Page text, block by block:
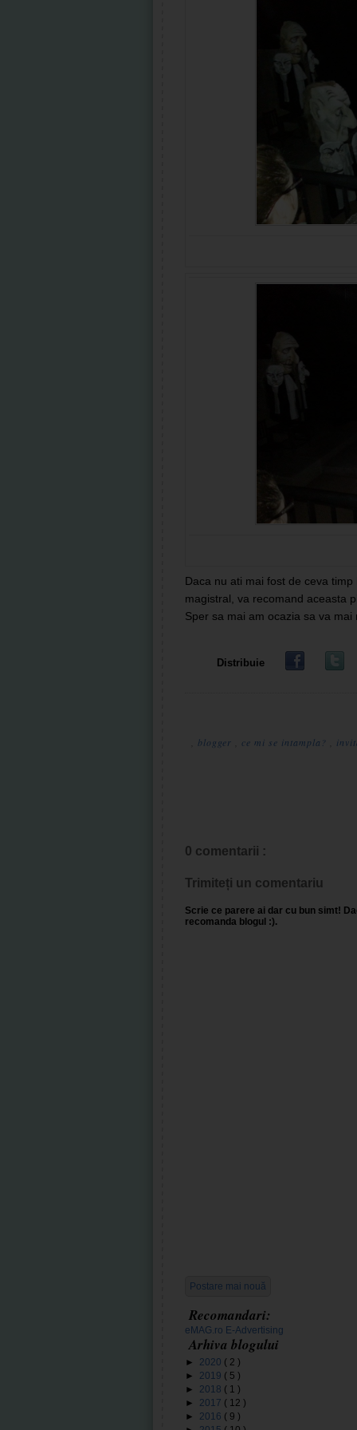
Daca nu ati mai fost de ceva
magistral, va recomand aceasta
Sper sa mai am ocazia sa va
Distribuie
blogger ce mi se intampla?
0 comentarii :
Trimiteți un comentariu
Scrie ce parere ai dar cu bun simt!
recomanda blogul :).
Postare mai nouă
Recomandari:
eMAG.ro E-Advertising
Arhiva blogului
► 2020 ( 2 )
► 2019 ( 5 )
► 2018 ( 1 )
► 2017 ( 12 )
► 2016 ( 9 )